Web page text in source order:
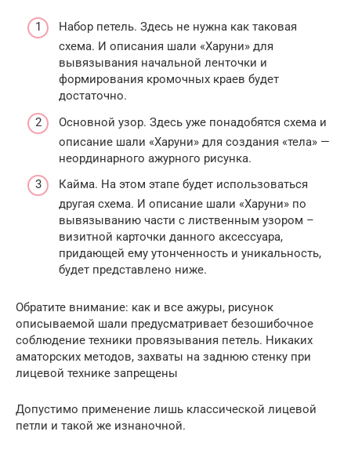
Набор петель. Здесь не нужна как таковая
схема. И описания шали «Харуни» для
вывязывания начальной ленточки и
формирования кромочных краев будет
достаточно.
Основной узор. Здесь уже понадобятся схема и
описание шали «Харуни» для создания «тела» —
неординарного ажурного рисунка.
Кайма. На этом этапе будет использоваться
другая схема. И описание шали «Харуни» по
вывязыванию части с лиственным узором –
визитной карточки данного аксессуара,
придающей ему утонченность и уникальность,
будет представлено ниже.
Обратите внимание: как и все ажуры, рисунок
описываемой шали предусматривает безошибочное
соблюдение техники провязывания петель. Никаких
аматорских методов, захваты на заднюю стенку при
лицевой технике запрещены
Допустимо применение лишь классической лицевой
петли и такой же изнаночной.